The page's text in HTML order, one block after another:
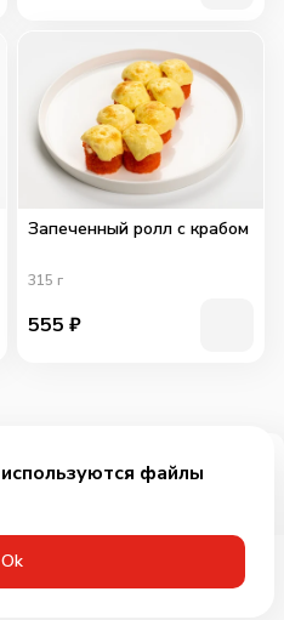
за 759₽
Запеченный ролл с крабом
315 г
555 ₽
файлы
Оk